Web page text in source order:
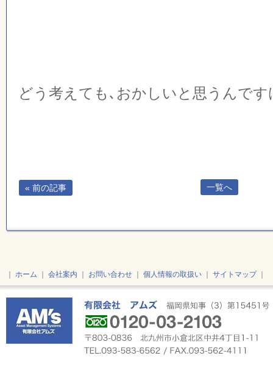
どう考えても､おかしいと思うんで
一覧へ
« 前の記事
｜ ホーム ｜ 会社案内 ｜ お問い合わせ ｜ 個人情報の取扱い ｜ サイトマップ｜